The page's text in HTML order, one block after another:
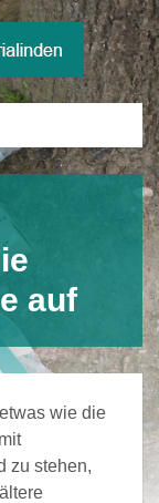
auf
wie die
zu stehen,